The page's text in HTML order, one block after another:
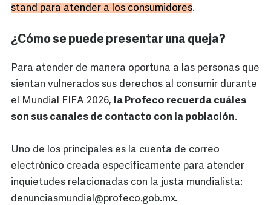
stand para atender a los consumidores.
¿Cómo se puede presentar una queja?
Para atender de manera oportuna a las personas que
sientan vulnerados sus derechos al consumir durante
el Mundial FIFA 2026, la Profeco recuerda cuáles
son sus canales de contacto con la población.
Uno de los principales es la cuenta de correo
electrónico creada específicamente para atender
inquietudes relacionadas con la justa mundialista:
denunciasmundial@profeco.gob.mx.